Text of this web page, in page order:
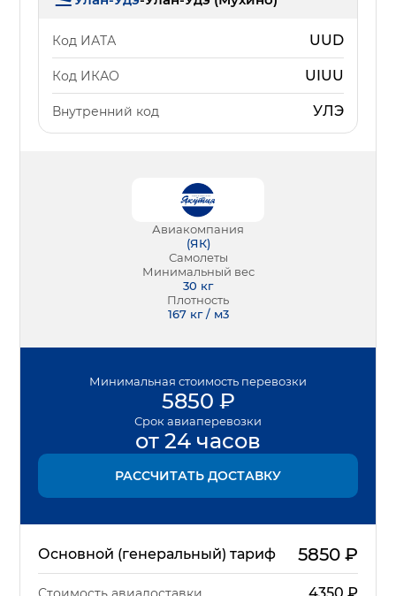
Код ИАТА UUD
Код ИКАО UIUU
Внутренний код УЛЭ
Авиакомпания
(ЯК)
Самолеты
Минимальный вес
30 кг
Плотность
167 кг / м3
Минимальная стоимость перевозки
5850 ₽
Срок авиаперевозки
от 24 часов
РАССЧИТАТЬ ДОСТАВКУ
Основной (генеральный) тариф 5850₽